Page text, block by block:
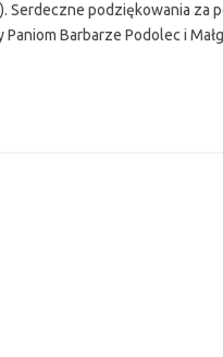
Serdeczne podziękowania za
Paniom Barbarze Podolec i